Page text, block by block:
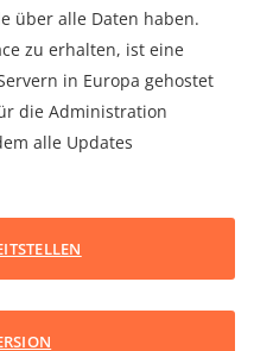
über alle Daten haben.
zu erhalten, ist eine
in Europa gehostet
die Administration
alle Updates